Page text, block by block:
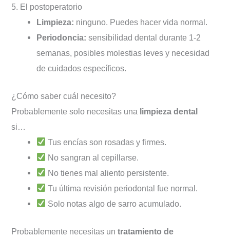
5. El postoperatorio
Limpieza: ninguno. Puedes hacer vida normal.
Periodoncia: sensibilidad dental durante 1-2
semanas, posibles molestias leves y necesidad
de cuidados específicos.
¿Cómo saber cuál necesito?
Probablemente solo necesitas una limpieza dental
si…
Tus encías son rosadas y firmes.
No sangran al cepillarse.
No tienes mal aliento persistente.
Tu última revisión periodontal fue normal.
Solo notas algo de sarro acumulado.
Probablemente necesitas untratamiento de